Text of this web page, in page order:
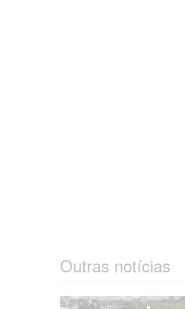
Outras notícias